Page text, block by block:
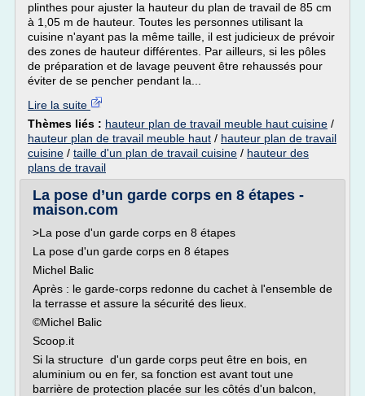
plinthes pour ajuster la hauteur du plan de travail de 85 cm
à 1,05 m de hauteur. Toutes les personnes utilisant la
cuisine n'ayant pas la même taille, il est judicieux de prévoir
des zones de hauteur différentes. Par ailleurs, si les pôles
de préparation et de lavage peuvent être rehaussés pour
éviter de se pencher pendant la...
Lire la suite
Thèmes liés : hauteur plan de travail meuble haut cuisine /
hauteur plan de travail meuble haut / hauteur plan de travail
cuisine / taille d'un plan de travail cuisine / hauteur des
plans de travail
La pose d’un garde corps en 8 étapes -
maison.com
>La pose d'un garde corps en 8 étapes
La pose d'un garde corps en 8 étapes
Michel Balic
Après : le garde-corps redonne du cachet à l'ensemble de
la terrasse et assure la sécurité des lieux.
©Michel Balic
Scoop.it
Si la structure d'un garde corps peut être en bois, en
aluminium ou en fer, sa fonction est avant tout une
barrière de protection placée sur les côtés d'un balcon,